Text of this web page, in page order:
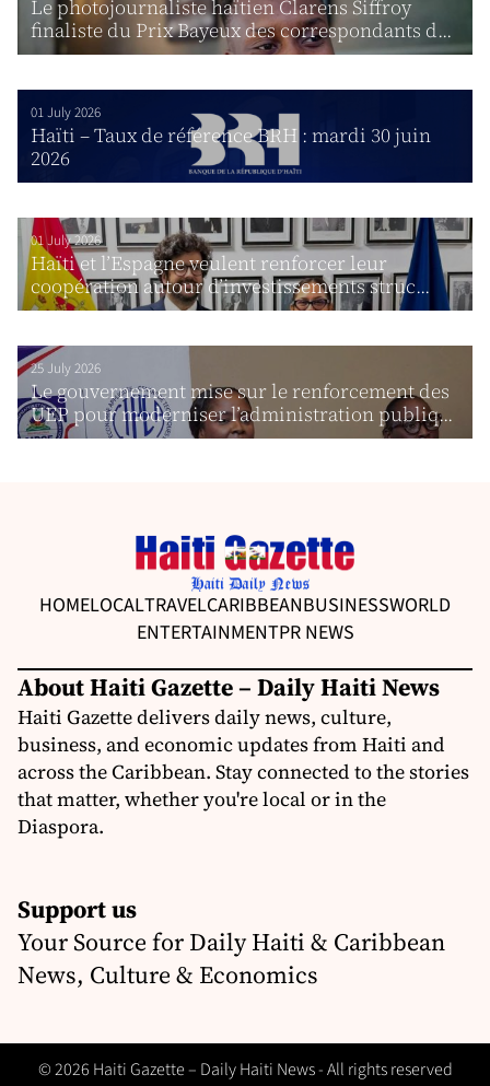
Le photojournaliste haïtien Clarens Siffroy
finaliste du Prix Bayeux des correspondants d...
01 July 2026
Haïti – Taux de référence BRH : mardi 30 juin
2026
01 July 2026
Haïti et l’Espagne veulent renforcer leur
coopération autour d’investissements struc...
25 July 2026
Le gouvernement mise sur le renforcement des
UEP pour moderniser l’administration publiq...
HOMELOCALTRAVELCARIBBEANBUSINESSWORLD
ENTERTAINMENTPR NEWS
About Haiti Gazette – Daily Haiti News
Haiti Gazette delivers daily news, culture,
business, and economic updates from Haiti and
across the Caribbean. Stay connected to the stories
that matter, whether you're local or in the
Diaspora.
Support us
Your Source for Daily Haiti & Caribbean
News, Culture & Economics
© 2026 Haiti Gazette – Daily Haiti News - All rights reserved